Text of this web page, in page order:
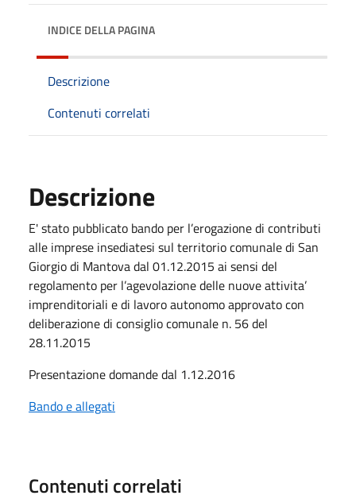
INDICE DELLA PAGINA
Descrizione
Contenuti correlati
Descrizione
E' stato pubblicato bando per l’erogazione di contributi
alle imprese insediatesi sul territorio comunale di San
Giorgio di Mantova dal 01.12.2015 ai sensi del
regolamento per l’agevolazione delle nuove attivita’
imprenditoriali e di lavoro autonomo approvato con
deliberazione di consiglio comunale n. 56 del
28.11.2015
Presentazione domande dal 1.12.2016
Bando e allegati
Contenuti correlati